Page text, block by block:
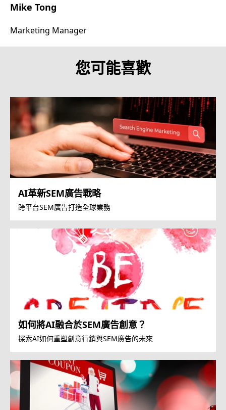
Mike Tong
Marketing Manager
您可能喜歡
AI革新SEM廣告戰略
跨平台SEM廣告打造全球業務
如何將AI融合於SEM廣告創意？
探索AI如何重塑創意行銷與SEM廣告的未來